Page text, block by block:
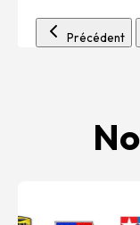
Précédent